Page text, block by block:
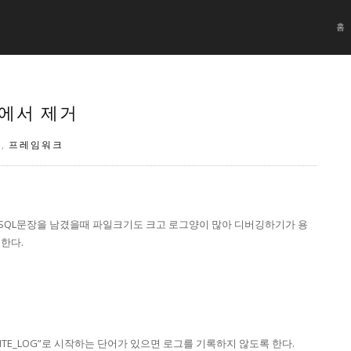
홈
서 제거
, 프레임워크
문장을 남겼을때 파일크기도 크고 로그양이 많아 디버깅하기가 용
다.
로 시작하는 단어가 있으면 로그를 기록하지 않도록 한다.